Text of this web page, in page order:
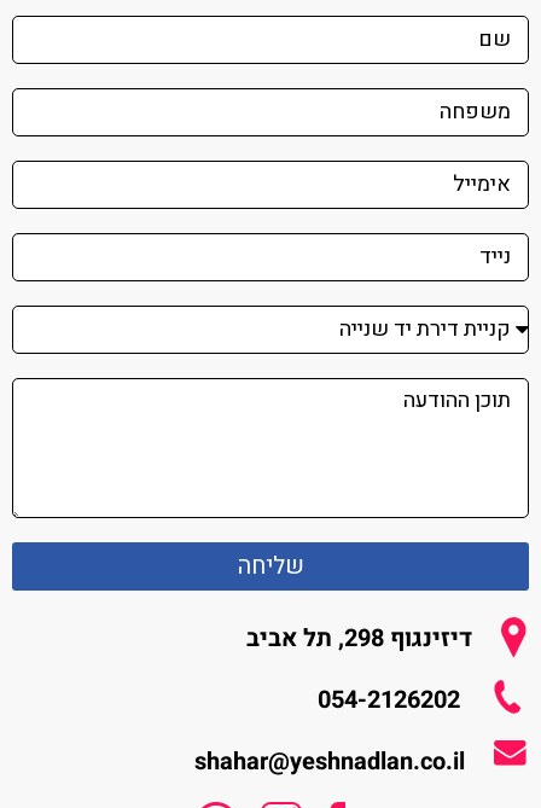
שליחה
דיזינגוף 298, תל אביב
054-2126202
shahar@yeshnadlan.co.il